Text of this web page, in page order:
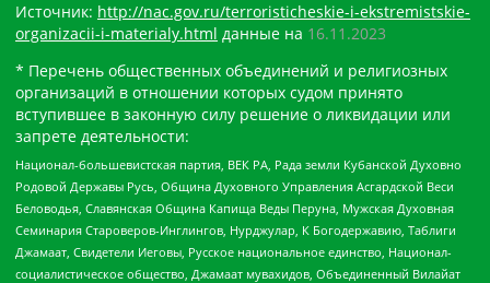
Источник: http://nac.gov.ru/terroristicheskie-i-ekstremistskie-
organizacii-i-materialy.html данные на 16.11.2023
* Перечень общественных объединений и религиозных
организаций в отношении которых судом принято
вступившее в законную силу решение о ликвидации или
запрете деятельности:
Национал-большевистская партия, ВЕК РА, Рада земли Кубанской Духовно
Родовой Державы Русь, Община Духовного Управления Асгардской Веси
Беловодья, Славянская Община Капища Веды Перуна, Мужская Духовная
Семинария Староверов-Инглингов, Нурджулар, К Богодержавию, Таблиги
Джамаат, Свидетели Иеговы, Русское национальное единство, Национал-
социалистическое общество, Джамаат мувахидов, Объединенный Вилайат